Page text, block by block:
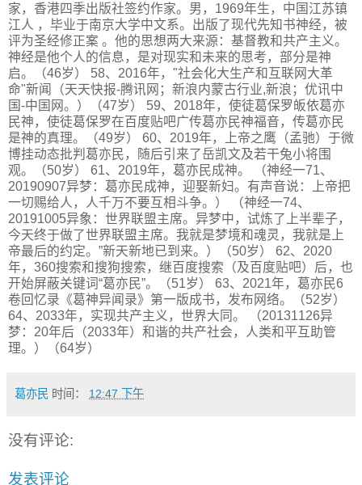
家，香港四季出版社签约作家。男，1969年生，中国江苏镇
江人 ，毕业于南京大学中文系。出版了现代先知书神经，被
评为圣经修正案 。他的思想两大来源：基督教和共产主义。
神经是他个人的信息，是对现实和未来的思考，部分是神
启。（46岁） 58、2016年，"社会化大生产和互联网大革
命"新闻（天天快报-腾讯网；新浪内蒙古行业,新浪；优讯中
国-中国网。）（47岁） 59、2018年，使徒葛保罗皈依葛亦
民神，使徒葛保罗在百度贴吧广传葛亦民神福音，传葛亦民
是神的真理。（49岁） 60、2019年，上帝之鹰（孟驰）于微
博挂动态批判葛亦民，随后引来了岳凯文及若干兔小将围
观。（50岁） 61、2019年，葛亦民成神。 （神经一71、
20190907异梦：葛亦民成神，迎娶新妇。有声音说：上帝把
一切赐给人，人千万不要互相斗争。） （神经一74、
20191005异象：世界联盟主席。异梦中，试炼了上半辈子，
今天终于做了世界联盟主席。我就是梦境和魂灵，我就是上
帝最后的约定。”新天新地已到来。）（50岁） 62、2020
年，360搜索和搜狗搜索，继百度搜索（及百度贴吧）后，也
开始屏蔽关键词“葛亦民”。（51岁） 63、2021年，葛亦民6
卷回忆录《葛神异闻录》第一版成书，发布网络。（52岁）
64、2033年，实现共产主义，世界大同。 （20131126异
梦：20年后（2033年）和谐的共产社会，人类和平互助管
理。）（64岁）
葛亦民 时间： 12:47 下午
没有评论:
发表评论